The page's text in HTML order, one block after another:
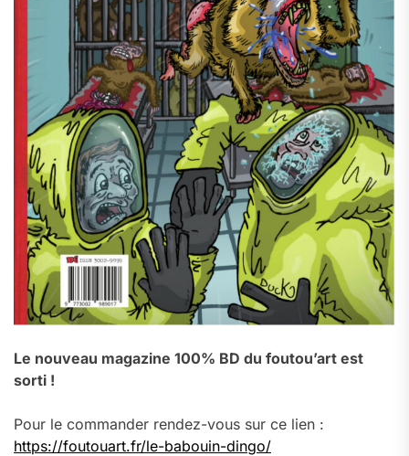
Le nouveau magazine 100% BD du foutou’art est
sorti !
Pour le commander rendez-vous sur ce lien :
https://foutouart.fr/le-babouin-dingo/